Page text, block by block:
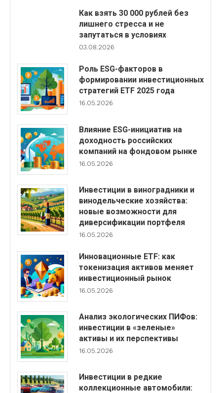
Как взять 30 000 рублей без
лишнего стресса и не
запутаться в условиях
03.08.2026
Роль ESG-факторов в
формировании инвестиционных
стратегий ETF 2025 года
16.05.2026
Влияние ESG-инициатив на
доходность российских
компаний на фондовом рынке
16.05.2026
Инвестиции в виноградники и
винодельческие хозяйства:
новые возможности для
диверсификации портфеля
16.05.2026
Инновационные ETF: как
токенизация активов меняет
инвестиционный рынок
16.05.2026
Анализ экологических ПИФов:
инвестиции в «зеленые»
активы и их перспективы
16.05.2026
Инвестиции в редкие
коллекционные автомобили: